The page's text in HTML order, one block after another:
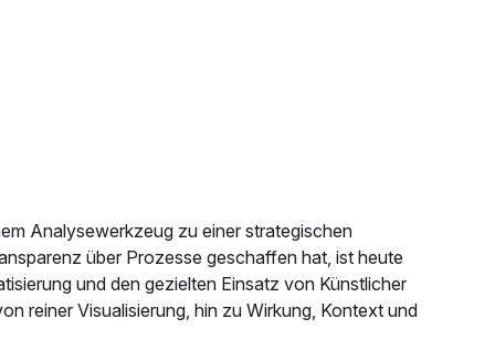
Analysewerkzeug zu einer strategischen
über Prozesse geschaffen hat, ist heute
und den gezielten Einsatz von Künstlicher
reiner Visualisierung, hin zu Wirkung, Kontext und